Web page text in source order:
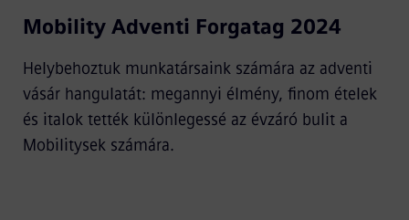
Video
Mobility Adventi Forgatag 2024
Helybehoztuk munkatársaink számára az adventi
vásár hangulatát: megannyi élmény, finom ételek
és italok tették különlegessé az évzáró bulit a
Mobilitysek számára.